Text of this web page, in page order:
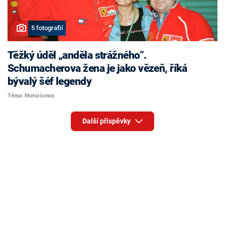
5 fotografií
Těžký úděl „anděla strážného“.
Schumacherova žena je jako vězeň, říká
bývalý šéf legendy
Téma: Motorismus
Další příspěvky